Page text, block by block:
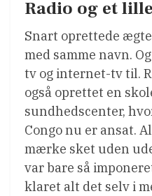
Radio og et
Snart oprettede
med samme navn.
tv og internet-tv til.
også oprettet en
sundhedscenter,
Congo nu er ansat.
mærke sket uden
var bare så
klaret alt det selv i